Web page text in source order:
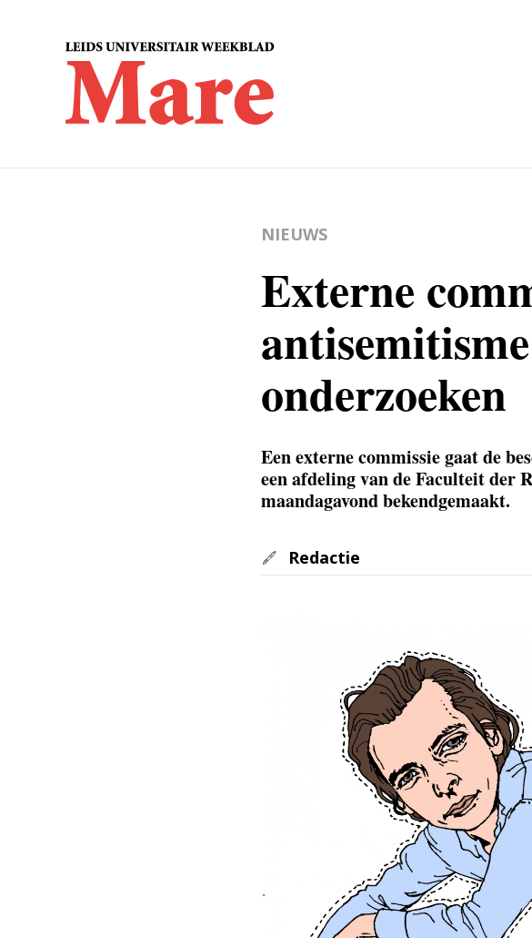
NIEUWS
Externe
onderzoeken
Een externe commissie gaat de
een afdeling van de Faculteit der
maandagavond bekendgemaakt.
Redactie